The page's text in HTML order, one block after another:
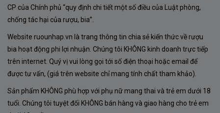
Sau đó, rượu đượcđóng chai và tiếp tục lưu trữ
trong hầm 6 tháng
rượu đạt độ trưởng thành hoàn hảo.
CP của Chính phủ “quy định chi tiết một số điều của Luật phòng,
chống tác hại của rượu, bia”.
Website ruounhap.vn là trang thông tin chia sẻ kiến thức về rượu
bia hoạt động phi lợi nhuận. Chúng tôi KHÔNG kinh doanh trực tiếp
trên internet. Quý vị vui lòng gọi tới số điện thoại hoặc email để
được tư vấn, (giá trên website chỉ mang tính chất tham khảo).
Sản phẩm KHÔNG phù hợp với phụ nữ mang thai và trẻ em dưới 18
tuổi. Chúng tôi tuyệt đối KHÔNG bán hàng và giao hàng cho trẻ em